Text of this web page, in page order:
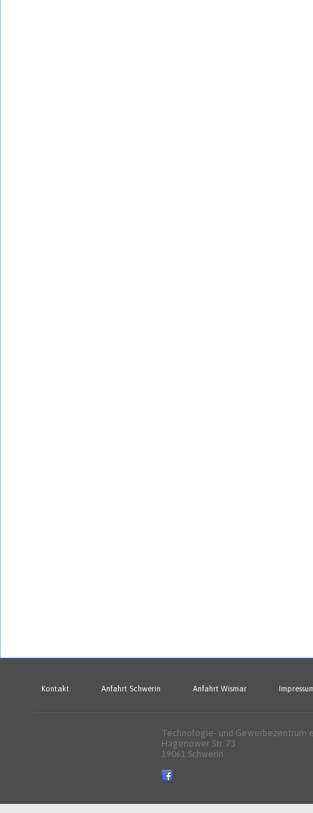
Kontakt Anfahrt Schwerin Anfahrt Wismar
Technologie- und Gewerbezentrum
Hagenower Str. 73
19061 Schwerin